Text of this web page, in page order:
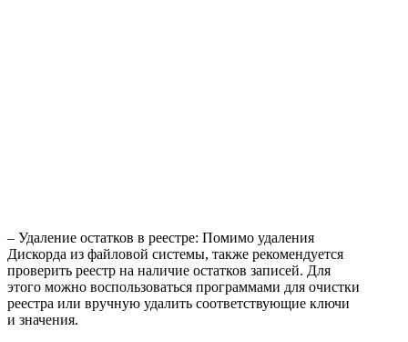
– Удаление остатков в реестре: Помимо удаления
Дискорда из файловой системы, также рекомендуется
проверить реестр на наличие остатков записей. Для
этого можно воспользоваться программами для очистки
реестра или вручную удалить соответствующие ключи
и значения.